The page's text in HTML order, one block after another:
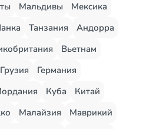
Мальдивы
Мексика
Танзания
Андорра
Вьетнам
Грузия
Германия
Куба
Китай
Малайзия
Маврикий